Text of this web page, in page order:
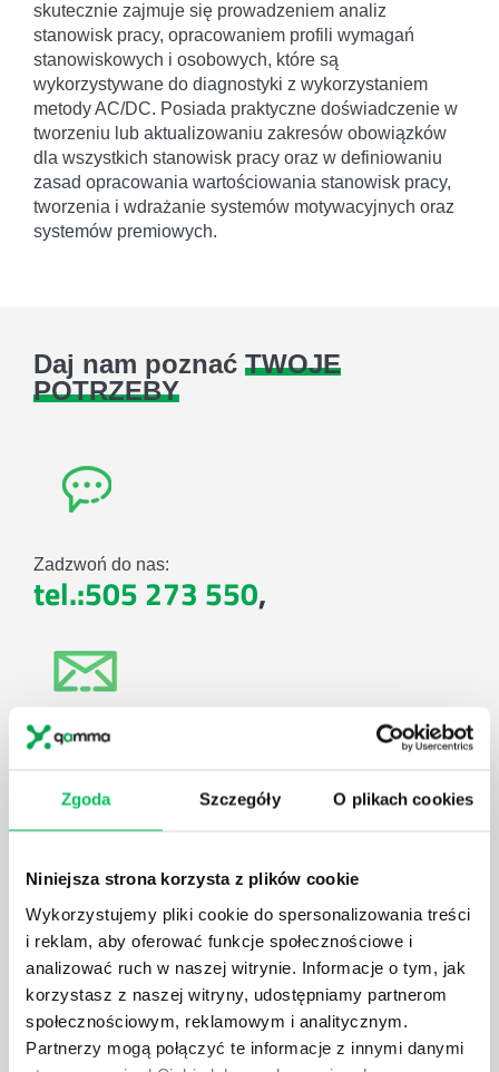
Zgoda Szczegóły O plikach cookies
Niniejsza strona korzysta z plików cookie
Wykorzystujemy pliki cookie do spersonalizowania treści
i reklam, aby oferować funkcje społecznościowe i
analizować ruch w naszej witrynie. Informacje o tym, jak
korzystasz z naszej witryny, udostępniamy partnerom
społecznościowym, reklamowym i analitycznym.
Partnerzy mogą połączyć te informacje z innymi danymi
skutecznie zajmuje się prowadzeniem analiz
stanowisk pracy, opracowaniem profili wymagań
stanowiskowych i osobowych, które są
wykorzystywane do diagnostyki z wykorzystaniem
metody AC/DC. Posiada praktyczne doświadczenie w
tworzeniu lub aktualizowaniu zakresów obowiązków
dla wszystkich stanowisk pracy oraz w definiowaniu
zasad opracowania wartościowania stanowisk pracy,
tworzenia i wdrażanie systemów motywacyjnych oraz
systemów premiowych.
Daj nam poznać TWOJE
POTRZEBY
Zadzwoń do nas:
tel.:505 273 550,
E-mail:
ul. Solec 38 lok. 105
00-394 Warszawa